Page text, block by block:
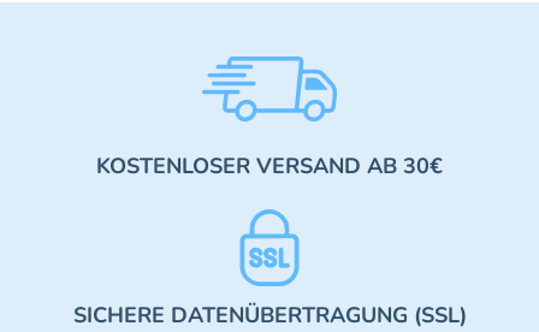
KOSTENLOSER VERSAND AB 30€
SICHERE DATENÜBERTRAGUNG (SSL)